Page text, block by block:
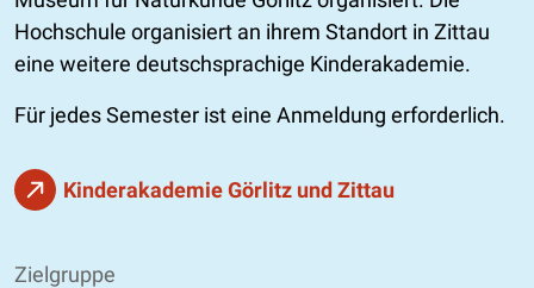
Hochschule organisiert an ihrem Standort in Zittau
eine weitere deutschsprachige Kinderakademie.
Für jedes Semester ist eine Anmeldung erforderlich.
Kinderakademie Görlitz und Zittau
Zielgruppe